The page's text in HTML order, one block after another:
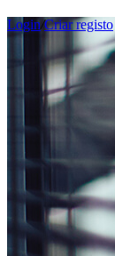
Login/Criar registo